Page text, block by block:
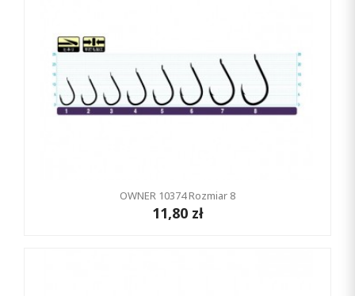
OWNER 10374 Rozmiar 8
11,80 zł